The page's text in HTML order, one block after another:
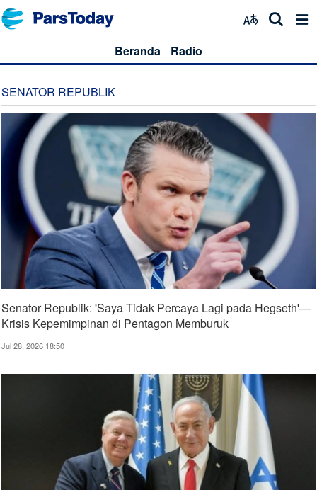
Beranda Radio
SENATOR REPUBLIK
Senator Republik: 'Saya Tidak Percaya Lagi pada Hegseth'—
Krisis Kepemimpinan di Pentagon Memburuk
Jul 28, 2026 18:50